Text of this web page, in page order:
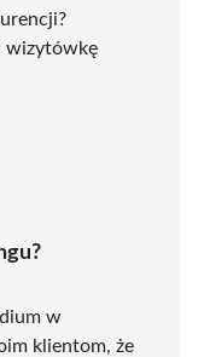
wizytówkę
w
klientom, że